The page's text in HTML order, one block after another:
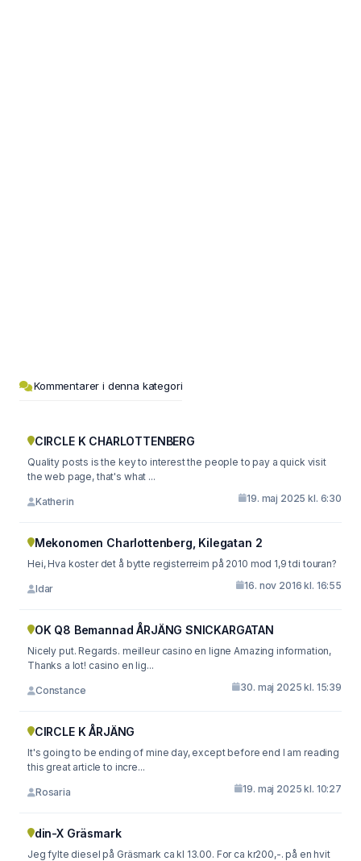
Kommentarer i denna kategori
CIRCLE K CHARLOTTENBERG
Quality posts is the key to interest the people to pay a quick visit
the web page, that's what ...
Katherin 19. maj 2025 kl. 6:30
Mekonomen Charlottenberg, Kilegatan 2
Hei, Hva koster det å bytte registerreim på 2010 mod 1,9 tdi touran?
Idar 16. nov 2016 kl. 16:55
OK Q8 Bemannad ÅRJÄNG SNICKARGATAN
Nicely put. Regards. meilleur casino en ligne Amazing information,
Thanks a lot! casino en lig...
Constance 30. maj 2025 kl. 15:39
CIRCLE K ÅRJÄNG
It's going to be ending of mine day, except before end I am reading
this great article to incre...
Rosaria 19. maj 2025 kl. 10:27
din-X Gräsmark
Jeg fylte diesel på Gräsmark ca kl 13.00. For ca kr200,-. på en hvit